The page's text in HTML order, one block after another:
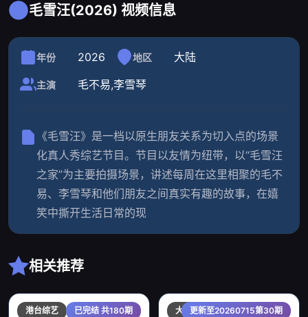
毛雪汪(2026) 视频信息
年份 2026 地区 大陆
主演 毛不易,李雪琴
《毛雪汪》是一档以原生朋友关系为切入点的场景
化真人秀综艺节目。节目以友情为纽带，以“毛雪汪
之家”为主要拍摄场景，讲述每周在这里相聚的毛不
易、李雪琴和他们朋友之间真实有趣的故事，在嬉
笑中撕开生活日常的现
相关推荐
港台综艺 已完结 共180期 大陆综艺
更新至20260715第30期